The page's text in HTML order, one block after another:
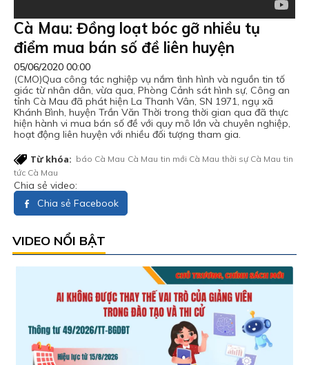
Cà Mau: Đồng loạt bóc gỡ nhiều tụ
điểm mua bán số đề liên huyện
05/06/2020 00:00
(CMO)Qua công tác nghiệp vụ nắm tình hình và nguồn tin tố
giác từ nhân dân, vừa qua, Phòng Cảnh sát hình sự, Công an
tỉnh Cà Mau đã phát hiện La Thanh Vân, SN 1971, ngụ xã
Khánh Bình, huyện Trần Văn Thời trong thời gian qua đã thực
hiện hành vi mua bán số đề với quy mô lớn và chuyên nghiệp,
hoạt động liên huyện với nhiều đối tượng tham gia.
Từ khóa: báo Cà Mau Cà Mau tin mới Cà Mau thời sự Cà Mau tin
tức Cà Mau
Chia sẻ video:
Chia sẻ Facebook
VIDEO NỔI BẬT